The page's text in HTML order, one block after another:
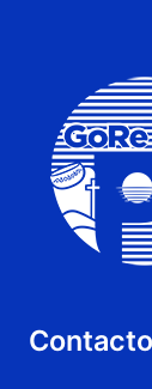
Contacto